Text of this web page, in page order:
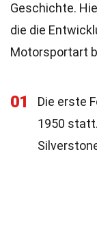
Geschichte.
die die
Motorsportart
01
Die erste
1950